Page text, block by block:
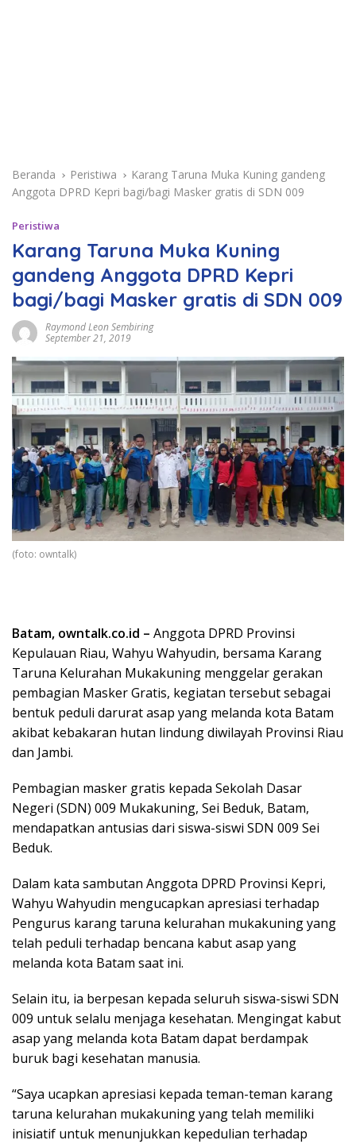
Beranda Peristiwa
Karang Taruna Muka Kuning gandeng
Anggota DPRD Kepri bagi/bagi Masker gratis di SDN 009
Peristiwa
Karang Taruna Muka Kuning
gandeng Anggota DPRD Kepri
bagi/bagi Masker gratis di SDN 009
Raymond Leon Sembiring
September 21, 2019
(foto: owntalk)
Batam, owntalk.co.id – Anggota DPRD Provinsi
Kepulauan Riau, Wahyu Wahyudin, bersama Karang
Taruna Kelurahan Mukakuning menggelar gerakan
pembagian Masker Gratis, kegiatan tersebut sebagai
bentuk peduli darurat asap yang melanda kota Batam
akibat kebakaran hutan lindung diwilayah Provinsi Riau
dan Jambi.
Pembagian masker gratis kepada Sekolah Dasar
Negeri (SDN) 009 Mukakuning, Sei Beduk, Batam,
mendapatkan antusias dari siswa-siswi SDN 009 Sei
Beduk.
Dalam kata sambutan Anggota DPRD Provinsi Kepri,
Wahyu Wahyudin mengucapkan apresiasi terhadap
Pengurus karang taruna kelurahan mukakuning yang
telah peduli terhadap bencana kabut asap yang
melanda kota Batam saat ini.
Selain itu, ia berpesan kepada seluruh siswa-siswi SDN
009 untuk selalu menjaga kesehatan. Mengingat kabut
asap yang melanda kota Batam dapat berdampak
buruk bagi kesehatan manusia.
“Saya ucapkan apresiasi kepada teman-teman karang
taruna kelurahan mukakuning yang telah memiliki
inisiatif untuk menunjukkan kepedulian terhadap